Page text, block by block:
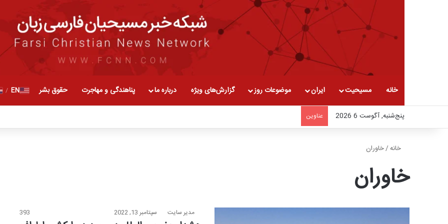
خانه مسیحیت ایران موضوعات روز گزارش‌های ویژه درباره ما پناهندگی و مهاجرت حقوق بشر EN
/
پنج‌شنبه, آگوست 6 2026 عناوین
خانه/خاوران
خاوران
مدیر سایت سپتامبر 13, 2022 393